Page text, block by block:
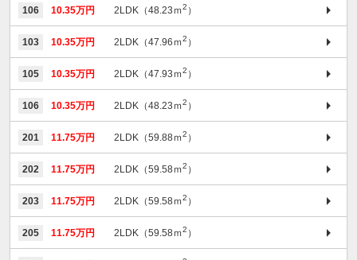
106 10.35万円 2LDK（48.23ｍ2 ）
103 10.35万円 2LDK（47.96ｍ2 ）
105 10.35万円 2LDK（47.93ｍ2 ）
106 10.35万円 2LDK（48.23ｍ2 ）
201 11.75万円 2LDK（59.88ｍ2 ）
202 11.75万円 2LDK（59.58ｍ2 ）
203 11.75万円 2LDK（59.58ｍ2 ）
205 11.75万円 2LDK（59.58ｍ2 ）